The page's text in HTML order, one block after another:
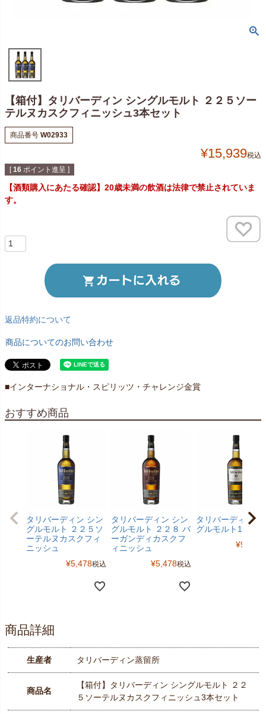
【箱付】タリバーディン シングルモルト ２２５ソー
テルヌカスクフィニッシュ3本セット
商品番号 W02933
¥15,939税込
[ 16 ポイント進呈 ]
【酒類購入にあたる確認】20歳未満の飲酒は法律で禁止されていま
す。
返品特約について
商品についてのお問い合わせ
■インターナショナル・スピリッツ・チャレンジ金賞
おすすめ商品
タリバーディン シン
グルモルト ２２５ソ
ーテルヌカスクフィ
ニッシュ
¥5,478税込
タリバーディン シン
グルモルト ２２８ バ
ーガンディカスクフ
ィニッシュ
¥5,478税込
タリバーディン
グルモルト15年
¥9,328
商品詳細
生産者 タリバーディン蒸留所
商品名
【箱付】タリバーディン シングルモルト ２２
５ソーテルヌカスクフィニッシュ3本セット